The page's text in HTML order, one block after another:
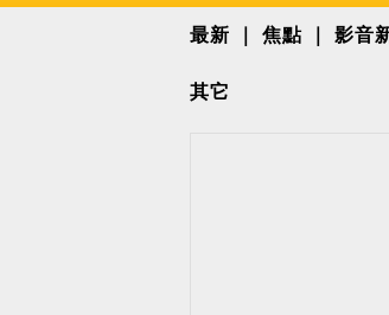
最新 焦點 影音
其它